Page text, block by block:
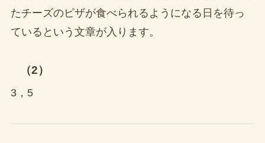
たチーズのピザが食べられるようになる日を待っ
ているという文章が入ります。
（2）
3，5